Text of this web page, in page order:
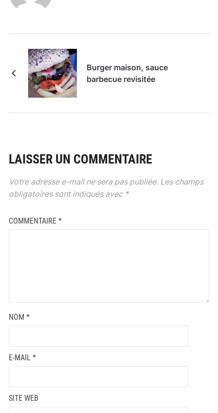
Burger maison, sauce
barbecue revisitée
LAISSER UN COMMENTAIRE
Votre adresse e-mail ne sera pas publiée. Les champs
obligatoires sont indiqués avec *
COMMENTAIRE *
NOM *
E-MAIL *
SITE WEB